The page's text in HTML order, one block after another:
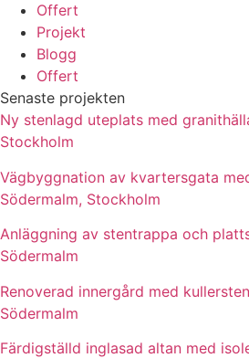
Offert
Projekt
Blogg
Offert
Senaste projekten
Ny stenlagd uteplats med
Stockholm
Vägbyggnation av kvartersgata
Södermalm, Stockholm
Anläggning av stentrappa och
Södermalm
Renoverad innergård med
Södermalm
Färdigställd inglasad altan med